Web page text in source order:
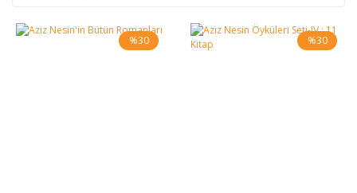
%30 %30